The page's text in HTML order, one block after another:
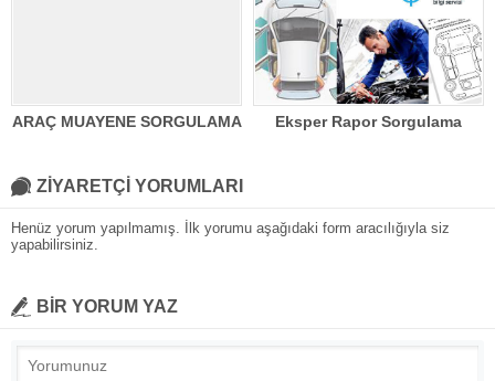
ARAÇ MUAYENE SORGULAMA Eksper Rapor Sorgulama
ZİYARETÇİ YORUMLARI
Henüz yorum yapılmamış. İlk yorumu aşağıdaki form aracılığıyla siz
yapabilirsiniz.
BİR YORUM YAZ